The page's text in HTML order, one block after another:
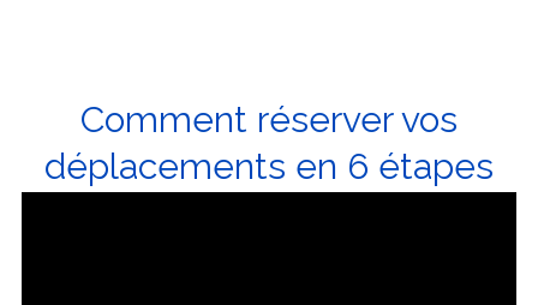
Comment réserver vos
déplacements en 6 étapes